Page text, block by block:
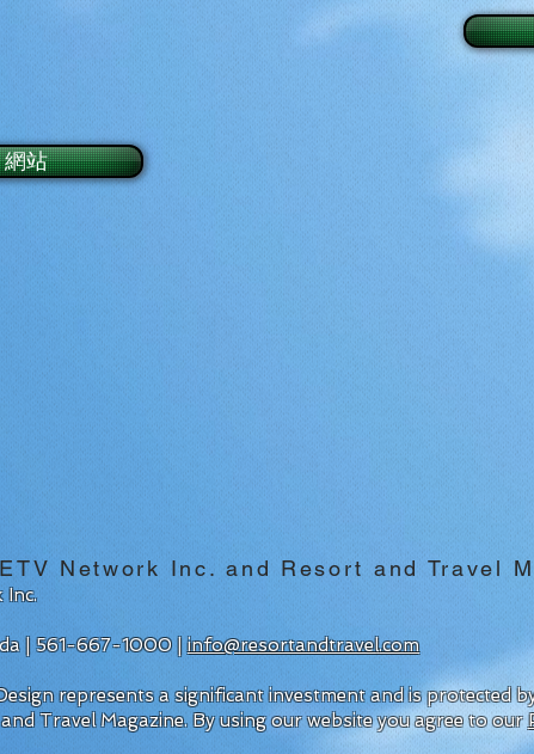
網站
Network Inc. and Resort and Travel
| 561-667-1000 |info@resortandtravel.com
represents a significant investment and is protected
Travel Magazine. By using our website you agree to our